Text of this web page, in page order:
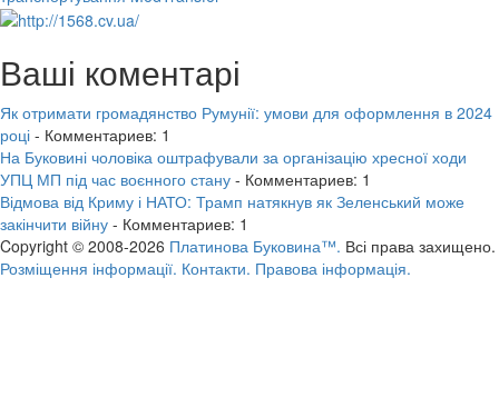
Ваші коментарі
Як отримати громадянство Румунії: умови для оформлення в 2024
році - Комментариев: 1
На Буковині чоловіка оштрафували за організацію хресної ходи
УПЦ МП під час воєнного стану - Комментариев: 1
Відмова від Криму і НАТО: Трамп натякнув як Зеленський може
закінчити війну - Комментариев: 1
Copyright © 2008-2026 Платинова Буковина™. Всі права захищено.
Розміщення інформації. Контакти. Правова інформація.